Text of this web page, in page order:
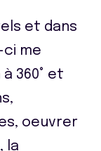
et dans
ci me
360° et
oeuvrer
la